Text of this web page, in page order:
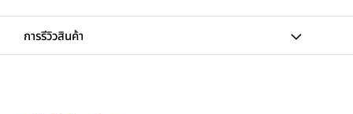
การรีวิวสินค้า